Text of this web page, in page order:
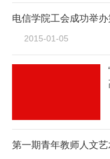
电信学院工会成功举
2015-01-05
第一期青年教师人文